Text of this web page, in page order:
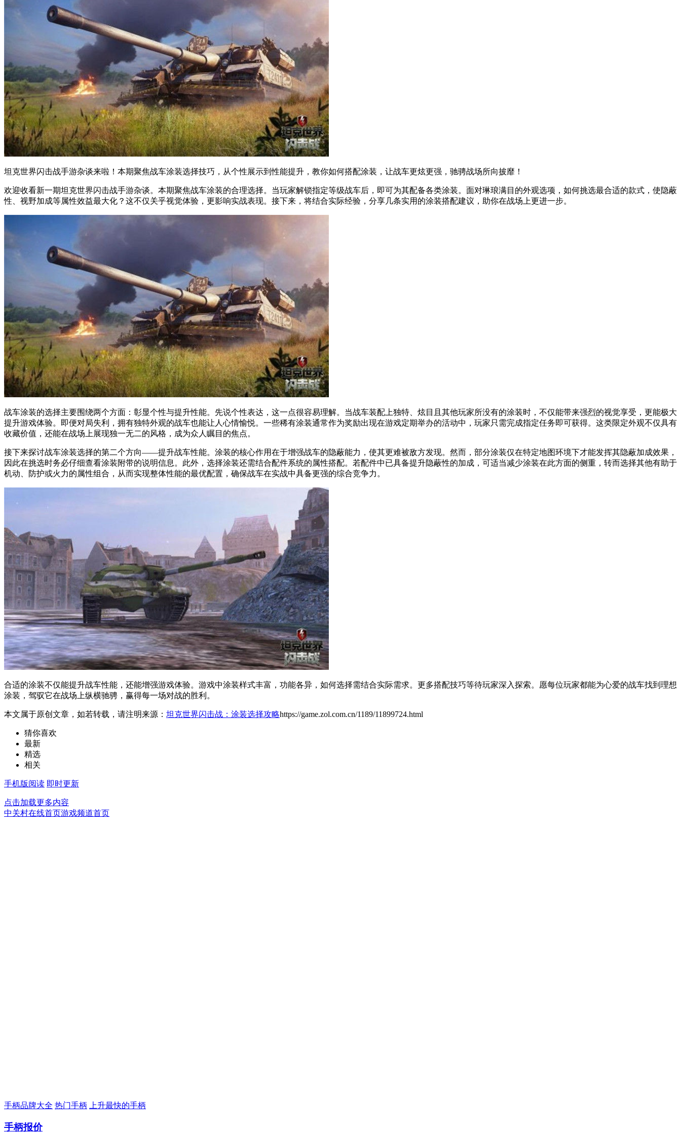
坦克世界闪击战手游杂谈来啦！本期聚焦战车涂装选择技巧，从个性展示到性能提升，教你如何搭配涂装，让战车更炫更强，驰骋战场所向披靡！
欢迎收看新一期坦克世界闪击战手游杂谈。本期聚焦战车涂装的合理选择。当玩家解锁指定等级战车后，即可为其配备各类涂装。面对琳琅满目的外观选项，如何挑选最合适的款式，使隐蔽
性、视野加成等属性效益最大化？这不仅关乎视觉体验，更影响实战表现。接下来，将结合实际经验，分享几条实用的涂装搭配建议，助你在战场上更进一步。
战车涂装的选择主要围绕两个方面：彰显个性与提升性能。先说个性表达，这一点很容易理解。当战车装配上独特、炫目且其他玩家所没有的涂装时，不仅能带来强烈的视觉享受，更能极大
提升游戏体验。即便对局失利，拥有独特外观的战车也能让人心情愉悦。一些稀有涂装通常作为奖励出现在游戏定期举办的活动中，玩家只需完成指定任务即可获得。这类限定外观不仅具有
收藏价值，还能在战场上展现独一无二的风格，成为众人瞩目的焦点。
接下来探讨战车涂装选择的第二个方向——提升战车性能。涂装的核心作用在于增强战车的隐蔽能力，使其更难被敌方发现。然而，部分涂装仅在特定地图环境下才能发挥其隐蔽加成效果，
因此在挑选时务必仔细查看涂装附带的说明信息。此外，选择涂装还需结合配件系统的属性搭配。若配件中已具备提升隐蔽性的加成，可适当减少涂装在此方面的侧重，转而选择其他有助于
机动、防护或火力的属性组合，从而实现整体性能的最优配置，确保战车在实战中具备更强的综合竞争力。
合适的涂装不仅能提升战车性能，还能增强游戏体验。游戏中涂装样式丰富，功能各异，如何选择需结合实际需求。更多搭配技巧等待玩家深入探索。愿每位玩家都能为心爱的战车找到理想
涂装，驾驭它在战场上纵横驰骋，赢得每一场对战的胜利。
本文属于原创文章，如若转载，请注明来源： 坦克世界闪击战：涂装选择攻略https://game.zol.com.cn/1189/11899724.html
猜你喜欢
最新
精选
相关
手机版阅读 即时更新
点击加载更多内容
中关村在线首页游戏频道首页
手柄品牌大全 热门手柄 上升最快的手柄
手柄报价